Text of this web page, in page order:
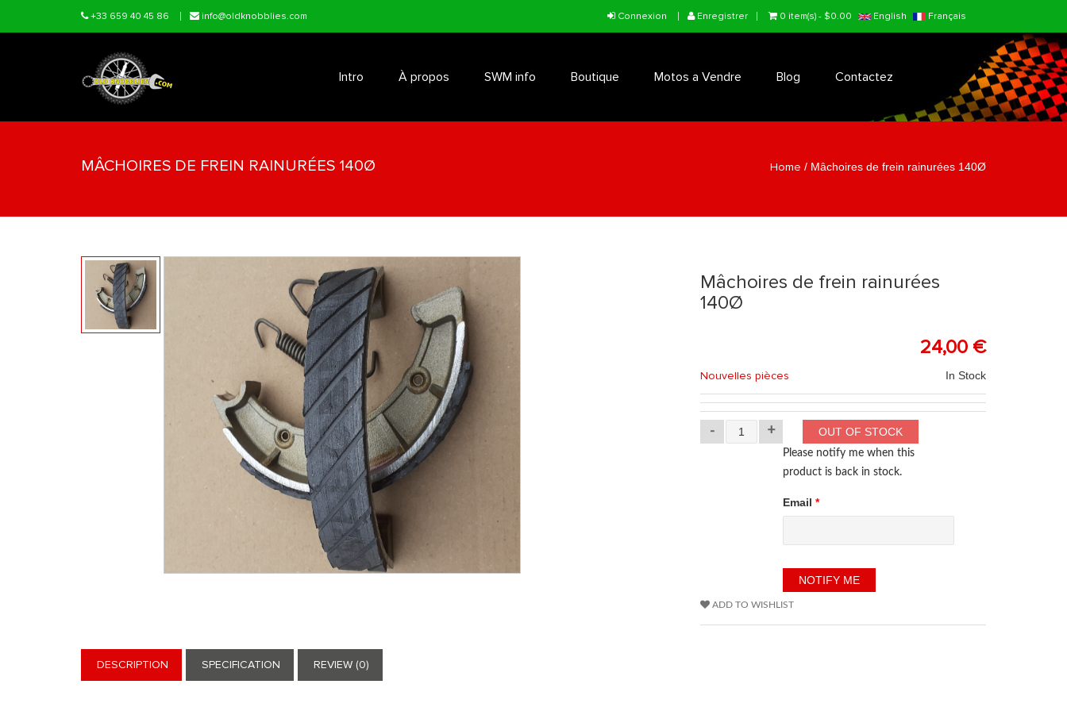
Skip to main content
+33 659 40 45 86 info@oldknobblies.com Connexion Enregistrer 0 item(s) - $0.00 English Français
Intro À propos SWM info Boutique Motos a Vendre Blog Contactez
MÂCHOIRES DE FREIN RAINURÉES 140Ø Home / Mâchoires de frein rainurées 140Ø
Mâchoires de frein rainurées
140Ø
24,00 €
Nouvelles pièces In Stock
- +
Please notify me when this
product is back in stock.
Email *
ADD TO WISHLIST
DESCRIPTION SPECIFICATION REVIEW (0)